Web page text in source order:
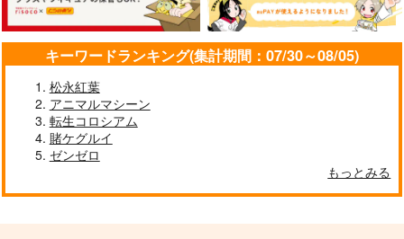
キーワードランキング(集計期間：07/30～08/05)
松永紅葉
アニマルマシーン
転生コロシアム
賭ケグルイ
ゼンゼロ
もっとみる